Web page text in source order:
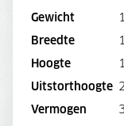
Gewicht
Breedte
Hoogte
Uitstorthoogte
Vermogen